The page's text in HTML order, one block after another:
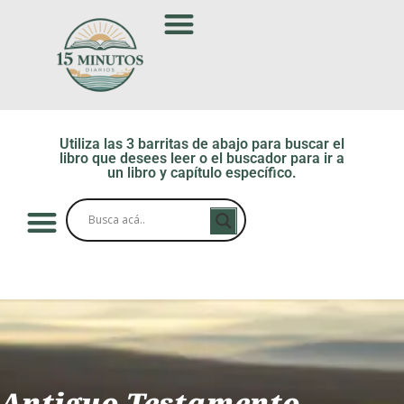
Utiliza las 3 barritas de abajo para buscar el
libro que desees leer o el buscador para ir a
un libro y capítulo específico.